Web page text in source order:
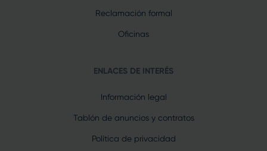
Reclamación formal
Oficinas
ENLACES DE INTERÉS
Información legal
Tablón de anuncios y contratos
Política de privacidad